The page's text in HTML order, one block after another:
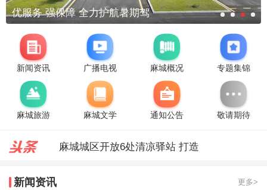
优服务 强保障 全力护航暑期驾
新闻资讯 广播电视 麻城概况 专题集锦
麻城旅游 麻城文学 通知公告 敬请期待
麻城城区开放6处清凉驿站 打造
新闻资讯 更多>